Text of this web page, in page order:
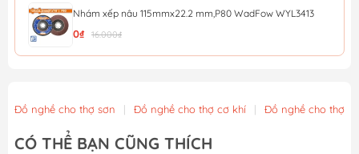
Nhám xếp nâu 115mmx22.2 mm,P80 WadFow WYL3413
0₫ 16.000₫
Đá mài kim loại 115x6x22.2mm WadFow WAC1347
Đồ nghề cho thợ sơn | Đồ nghề cho thợ cơ khí | Đồ nghề cho thợ
CÓ THỂ BẠN CŨNG THÍCH